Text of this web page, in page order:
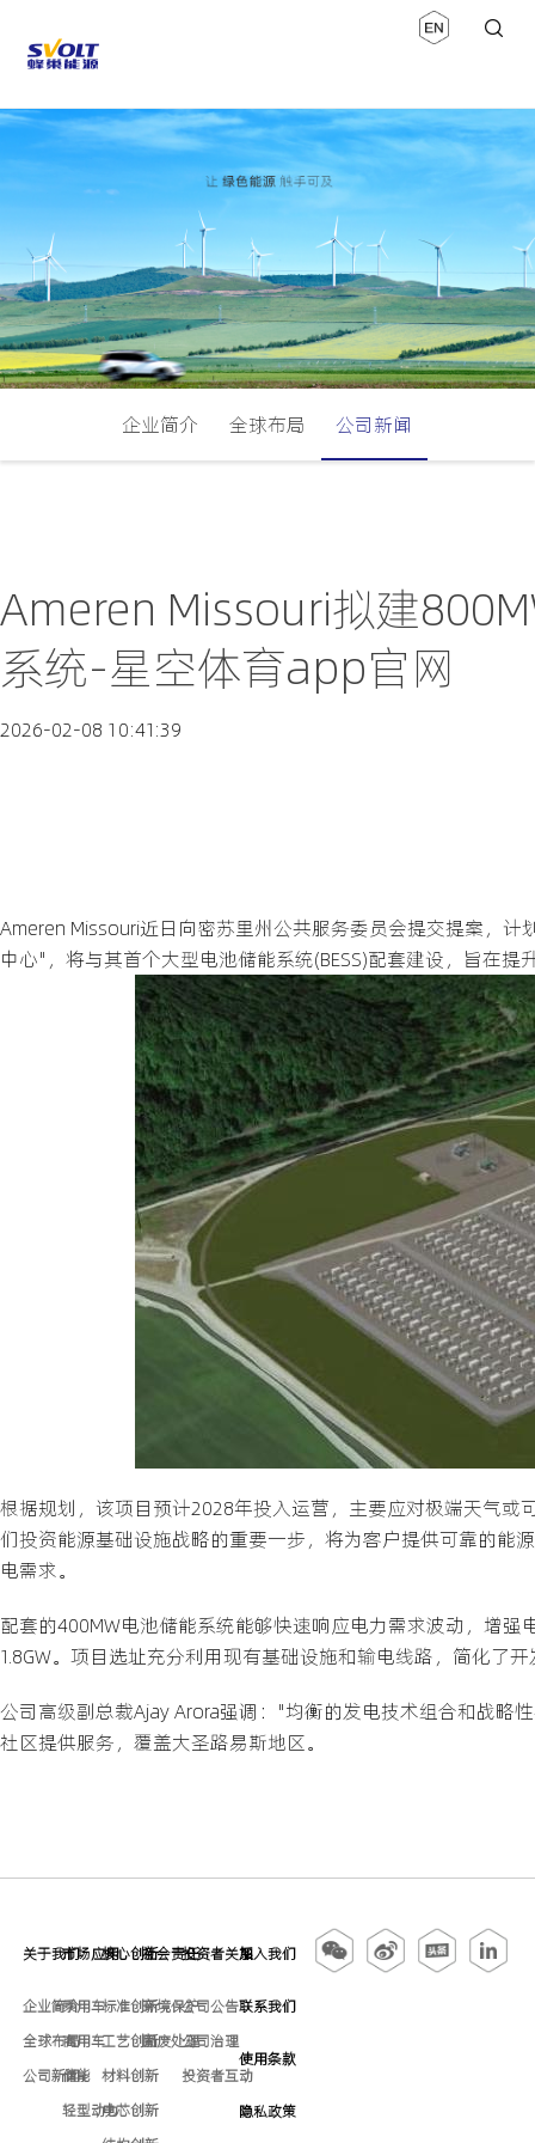
企业简介 全球布局 公司新闻
Ameren Missouri拟建
系统-星空体育app官网
2026-02-08 10:41:39
Ameren Missouri近日向密苏里州公共服务委员会提交提案，
中心"，将与其首个大型电池储能系统(BESS)配套建设，旨在提
根据规划，该项目预计2028年投入运营，主要应对极端天气或
们投资能源基础设施战略的重要一步，将为客户提供可靠的能
电需求。
配套的400MW电池储能系统能够快速响应电力需求波动，增
1.8GW。项目选址充分利用现有基础设施和输电线路，简化了
公司高级副总裁Ajay Arora强调："均衡的发电技术组合和战略
社区提供服务，覆盖大圣路易斯地区。
关于我们
企业简介
全球布局
公司新闻
市场应用
乘用车
商用车
储能
轻型动力
核心创新
标准创新
工艺创新
材料创新
电芯创新
社会责任
环境保护
固废处理
投资者关系
公司公告
公司治理
投资者互动
加入我们
联系我们
使用条款
隐私政策